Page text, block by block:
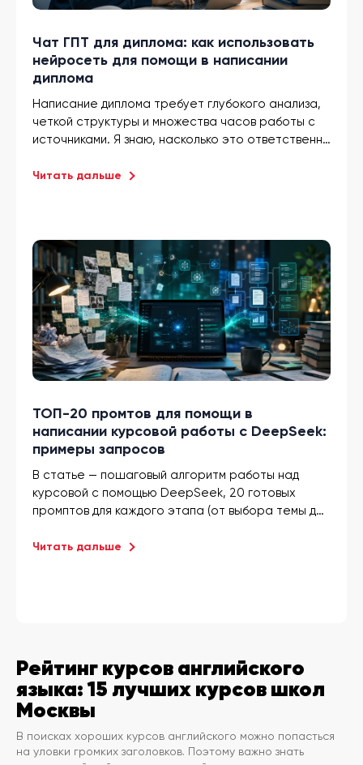
Рейтинг курсов английского
языка: 15 лучших курсов школ
Москвы
В поисках хороших курсов английского можно попасться
на уловки громких заголовков. Поэтому важно знать
Чат ГПТ для диплома: как использовать
нейросеть для помощи в написании
диплома
Написание диплома требует глубокого анализа,
четкой структуры и множества часов работы с
источниками. Я знаю, насколько это ответственно
диплома стал отличным подспорьем для тысяч
на уникальность.
Читать дальше
ТОП-20 промтов для помощи в
написании курсовой работы с DeepSeek:
примеры запросов
В статье — пошаговый алгоритм работы над
курсовой с помощью DeepSeek, 20 готовых
промптов для каждого этапа (от выбора темы до
при генерации академических текстов.
Читать дальше